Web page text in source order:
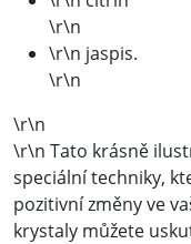
\r\n
\r\n jaspis.
\r\n
\r\n
\r\n Tato krásně
speciální techniky,
pozitivní změny ve
krystaly můžete